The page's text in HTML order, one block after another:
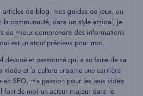
articles de blog, mes guides de jeux, ou
la communauté, dans un style amical, je
de mieux comprendre des informations
est un atout précieux pour moi.
dévoué et passionné qui a su faire de sa
vidéo et la culture urbaine une carrière
en SEO, ma passion pour les jeux vidéo
font de moi un acteur majeur dans le